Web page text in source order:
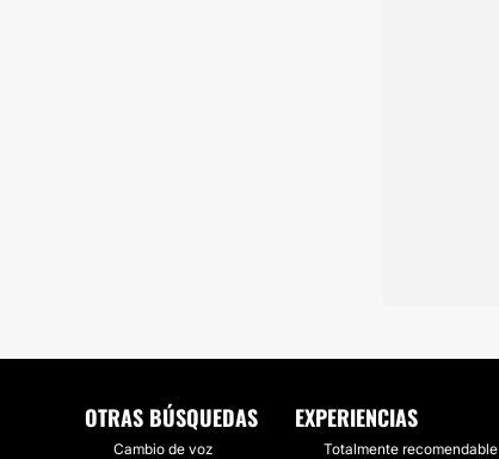
OTRAS BÚSQUEDAS
Cambio de voz
EXPERIENCIAS
Totalmente recomendable